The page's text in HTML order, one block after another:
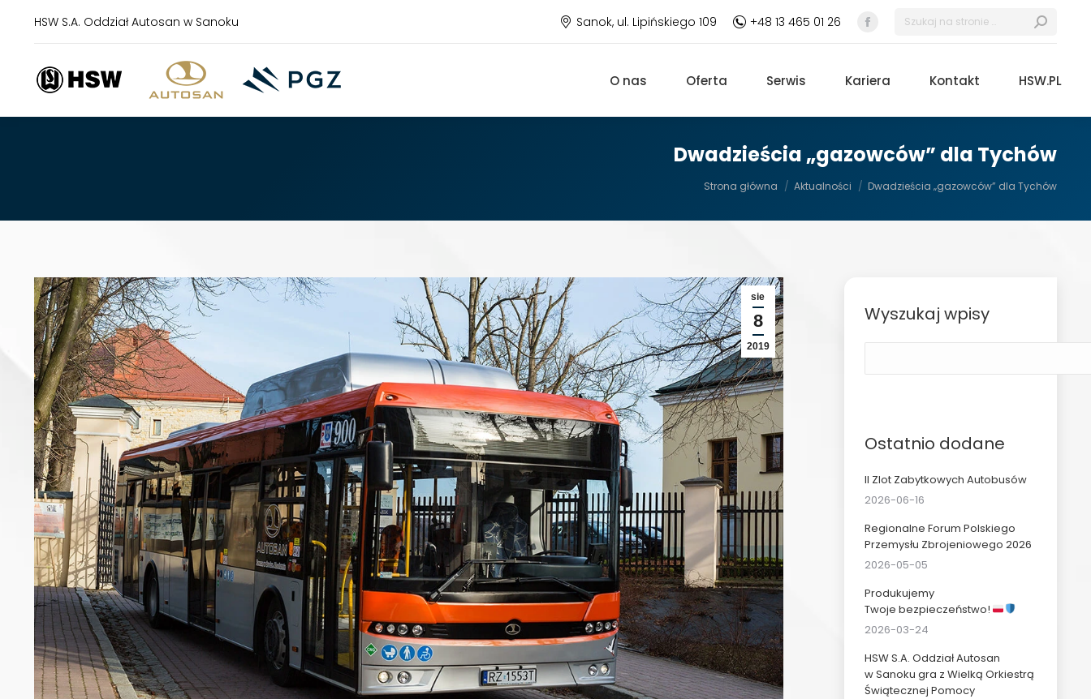
HSW S.A. Oddział Autosan w Sanoku Sanok, ul. Lipińskiego 109 +48 13 465 01 26
Facebook
się
nowym
Szukaj:
O nas Oferta Serwis Kariera Kontakt HSW.PL
Dwadzieścia „gazowców” dla Tychów
Strona główna Aktualności Dwadzieścia „gazowców” dla Tychów
sie
8
2019
Wyszukaj wpisy
Ostatnio dodane
II Zlot Zabytkowych Autobusów
2026-06-16
Regionalne Forum Polskiego
Przemysłu Zbrojeniowego 2026
2026-05-05
Produkujemy
Twoje bezpieczeństwo!
2026-03-24
HSW S.A. Oddział Autosan
w Sanoku gra z Wielką Orkiestrą
Świątecznej Pomocy